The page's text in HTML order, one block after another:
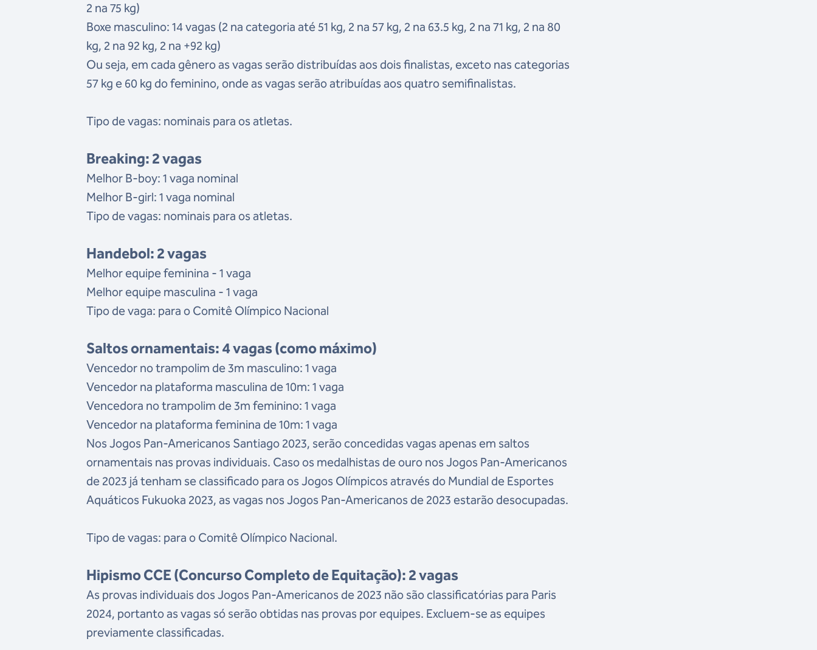
2 na 75 kg)
Boxe masculino: 14 vagas (2 na categoria até 51 kg, 2 na 57 kg, 2 na 63.5 kg, 2 na 71 kg, 2 na 80
kg, 2 na 92 kg, 2 na +92 kg)
Ou seja, em cada gênero as vagas serão distribuídas aos dois finalistas, exceto nas categorias
57 kg e 60 kg do feminino, onde as vagas serão atribuídas aos quatro semifinalistas.
Tipo de vagas: nominais para os atletas.
Breaking: 2 vagas
Melhor B-boy: 1 vaga nominal
Melhor B-girl: 1 vaga nominal
Tipo de vagas: nominais para os atletas.
Handebol: 2 vagas
Melhor equipe feminina - 1 vaga
Melhor equipe masculina - 1 vaga
Tipo de vaga: para o Comitê Olímpico Nacional
Saltos ornamentais: 4 vagas (como máximo)
Vencedor no trampolim de 3m masculino: 1 vaga
Vencedor na plataforma masculina de 10m: 1 vaga
Vencedora no trampolim de 3m feminino: 1 vaga
Vencedor na plataforma feminina de 10m: 1 vaga
Nos Jogos Pan-Americanos Santiago 2023, serão concedidas vagas apenas em saltos
ornamentais nas provas individuais. Caso os medalhistas de ouro nos Jogos Pan-Americanos
de 2023 já tenham se classificado para os Jogos Olímpicos através do Mundial de Esportes
Aquáticos Fukuoka 2023, as vagas nos Jogos Pan-Americanos de 2023 estarão desocupadas.
Tipo de vagas: para o Comitê Olímpico Nacional.
Hipismo CCE (Concurso Completo de Equitação): 2 vagas
As provas individuais dos Jogos Pan-Americanos de 2023 não são classificatórias para Paris
2024, portanto as vagas só serão obtidas nas provas por equipes. Excluem-se as equipes
previamente classificadas.